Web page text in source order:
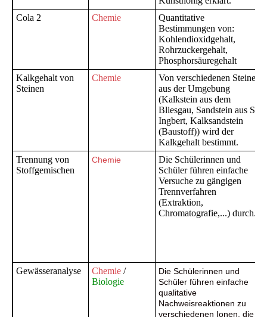
Cola 2
Chemie
Quantitative
Bestimmungen von:
Kohlendioxidgehalt,
Rohrzuckergehalt,
Phosphorsäuregehalt
Kalkgehalt von
Steinen
Chemie
Von verschiedenen Steinen
aus der Umgebung
(Kalkstein aus dem
Bliesgau, Sandstein aus St.
Ingbert, Kalksandstein
(Baustoff)) wird der
Kalkgehalt bestimmt.
Trennung von
Stoffgemischen
Chemie
Die Schülerinnen und
Schüler führen einfache
Versuche zu gängigen
Trennverfahren
(Extraktion,
Chromatografie,...) durch.
Gewässeranalyse Chemie /
Biologie
Die Schülerinnen und
Schüler führen einfache
qualitative
Nachweisreaktionen zu
verschiedenen Ionen, die